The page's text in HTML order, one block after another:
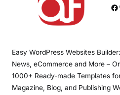
Facebook
Easy WordPress Websites
News, eCommerce and More –
1000+ Ready-made Templates
Magazine, Blog, and Publishing